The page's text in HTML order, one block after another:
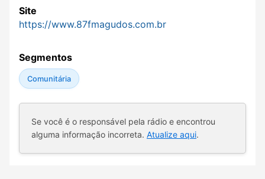
Site
https://www.87fmagudos.com.br
Segmentos
Comunitária
Se você é o responsável pela rádio e encontrou
alguma informação incorreta. Atualize aqui.